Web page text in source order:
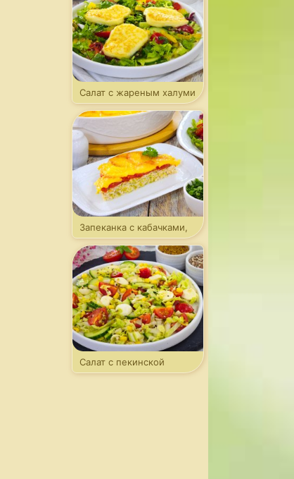
Салат с жареным халуми
Запеканка с кабачками,
фаршем и томатами
Салат с пекинской